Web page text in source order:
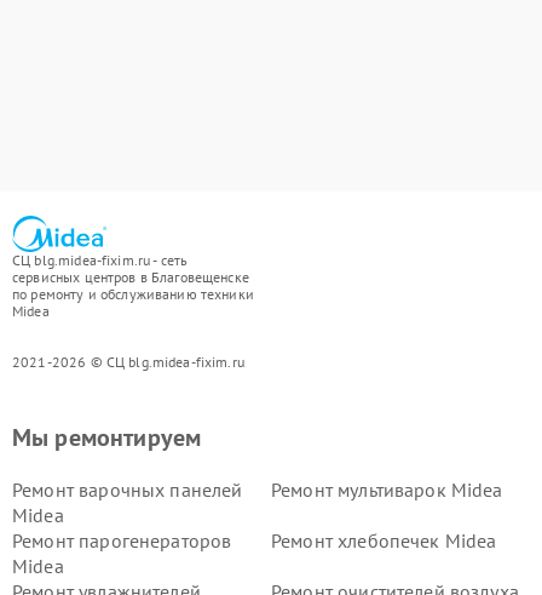
СЦ blg.midea-fixim.ru - сеть
сервисных центров в Благовещенске
по ремонту и обслуживанию техники
Midea
2021-2026 © СЦ blg.midea-fixim.ru
Мы ремонтируем
Ремонт варочных панелей
Midea
Ремонт мультиварок Midea
Ремонт парогенераторов
Midea
Ремонт хлебопечек Midea